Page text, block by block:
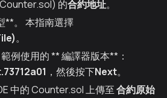
的合約地址。
**。 本指南選擇
。
例使用的 ** 編譯器版本**：
，然後按下Next。
中的 Counter.sol 上傳至合約原始